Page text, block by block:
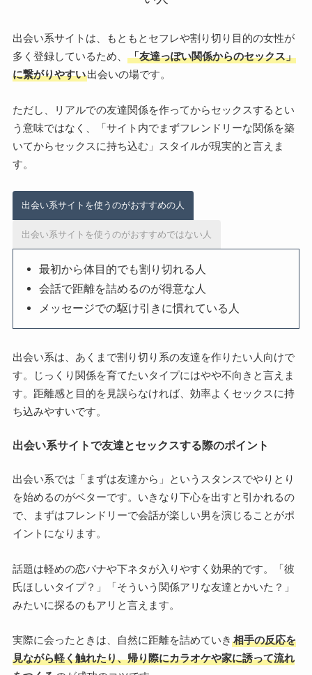
出会い系サイトは、もともとセフレや割り切り目的の女性が
多く登録しているため、
「友達っぽい関係からのセックス」
に繋がりやすい出会いの場です。
ただし、リアルでの友達関係を作ってからセックスするとい
う意味ではなく、「サイト内でまずフレンドリーな関係を築
いてからセックスに持ち込む」スタイルが現実的と言えま
す。
出会い系サイトを使うのがおすすめの人
出会い系サイトを使うのがおすすめではない人
最初から体目的でも割り切れる人
会話で距離を詰めるのが得意な人
メッセージでの駆け引きに慣れている人
出会い系は、あくまで割り切り系の友達を作りたい人向けで
す。じっくり関係を育てたいタイプにはやや不向きと言えま
す。距離感と目的を見誤らなければ、効率よくセックスに持
ち込みやすいです。
出会い系サイトで友達とセックスする際のポイント
出会い系では「まずは友達から」というスタンスでやりとり
を始めるのがベターです。いきなり下心を出すと引かれるの
で、まずはフレンドリーで会話が楽しい男を演じることがポ
イントになります。
話題は軽めの恋バナや下ネタが入りやすく効果的です。「彼
氏ほしいタイプ？」「そういう関係アリな友達とかいた？」
みたいに探るのもアリと言えます。
実際に会ったときは、自然に距離を詰めていき 相手の反応を
見ながら軽く触れたり、帰り際にカラオケや家に誘って流れ